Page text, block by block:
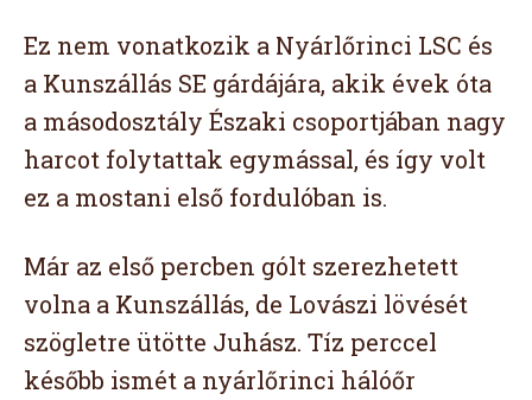
Ez nem vonatkozik a Nyárlőrinci LSC és
a Kunszállás SE gárdájára, akik évek óta
a másodosztály Északi csoportjában nagy
harcot folytattak egymással, és így volt
ez a mostani első fordulóban is.
Már az első percben gólt szerezhetett
volna a Kunszállás, de Lovászi lövését
szögletre ütötte Juhász. Tíz perccel
később ismét a nyárlőrinci hálóőr